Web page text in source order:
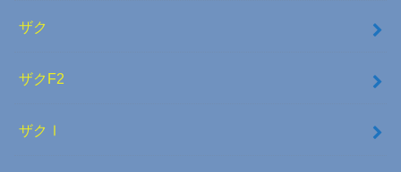
ザク
ザクF2
ザクⅠ